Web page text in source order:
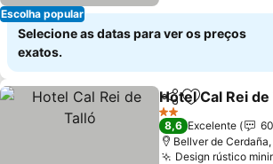
Escolha popular
Selecione as datas para ver os preços
exatos.
PartilharAdicionar
Hotel Cal Rei de
2 Estrelas
8,6 Excelente
Bellver de
Design rústico